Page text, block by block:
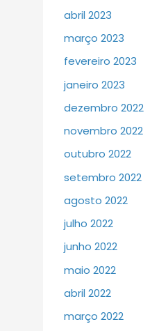
abril 2023
março 2023
fevereiro 2023
janeiro 2023
dezembro 2022
novembro 2022
outubro 2022
setembro 2022
agosto 2022
julho 2022
junho 2022
maio 2022
abril 2022
março 2022